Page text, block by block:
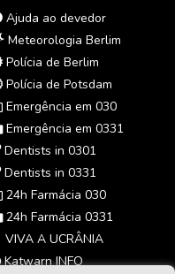
Ajuda ao devedor
Meteorologia Berlim
Polícia de Berlim
Polícia de Potsdam
Emergência em 030
Emergência em 0331
Dentists in 0301
Dentists in 0331
24h Farmácia 030
24h Farmácia 0331
VIVA A UCRÂNIA
Katwarn INFO